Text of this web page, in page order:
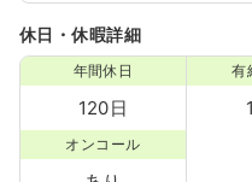
休日・休暇詳細
年間休日
120日
有
オンコール